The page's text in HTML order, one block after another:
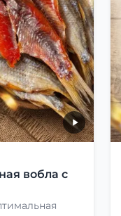
вобла с